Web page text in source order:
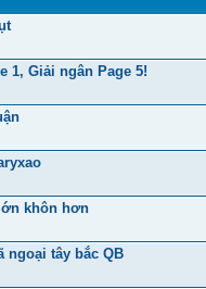
1, Giải ngân Page 5!
khôn hơn
ngoại tây bắc QB